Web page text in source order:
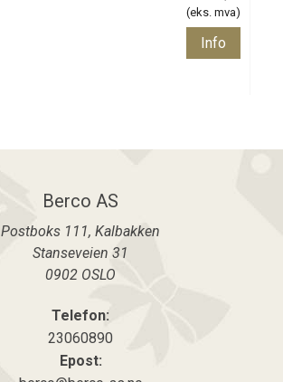
(eks. mva)
Info
Berco AS
Postboks 111, Kalbakken
Stanseveien 31
0902 OSLO
Telefon:
23060890
Epost: